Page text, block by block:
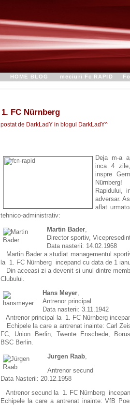
HOME BLOG meciuri Fc RAPID
1. FC Nürnberg
postat de DarkLadY in blogul DarkLadY^
Deja m-a
inca 4
inspre
Rapidului,
adversar.
aflat
tehnico-administrativ:
Martin Bader,
Director sportiv,
Data nasterii: 14.02.1968
Martin Bader a studiat managementul
la 1. FC Nürnberg incepand cu data de 1
Din aceeasi zi a devenit si unul dintre
Clubului.
Hans Meyer,
Antrenor principal
Data nasterii: 3.11.1942
Antrenor principal la 1. FC Nürnberg
Echipele la care a antrenat inainte: Carl
FC, Union Berlin, Twente Enschede,
BSC Berlin.
Jurgen Raab,
Antrenor secund
Data Nasterii: 20.12.1958
Antrenor secund la 1. FC Nürnberg
Echipele la care a antrenat inainte: VfB